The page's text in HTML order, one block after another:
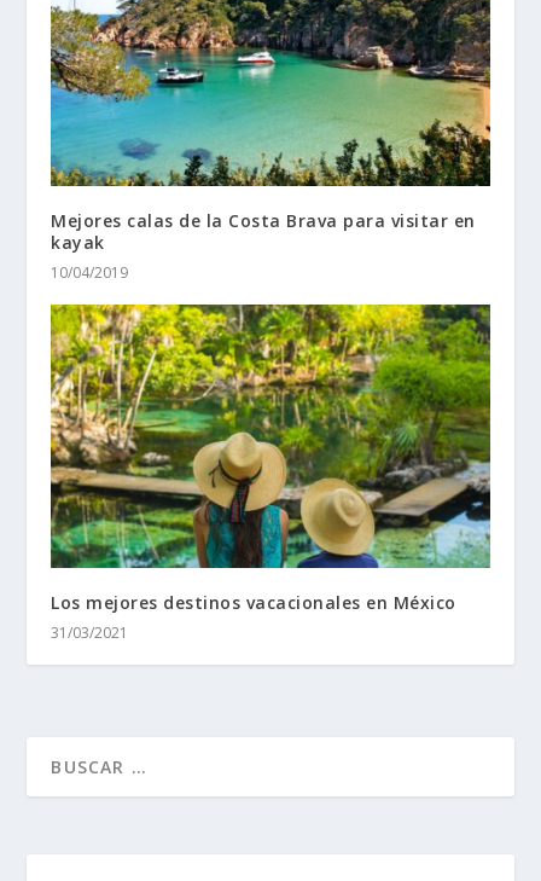
Mejores calas de la Costa Brava para visitar en
kayak
10/04/2019
Los mejores destinos vacacionales en México
31/03/2021